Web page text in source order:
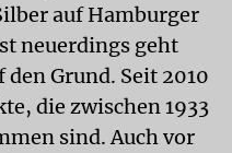
auf Hamburger
neuerdings geht
Grund. Seit 2010
die zwischen 1933
sind. Auch vor